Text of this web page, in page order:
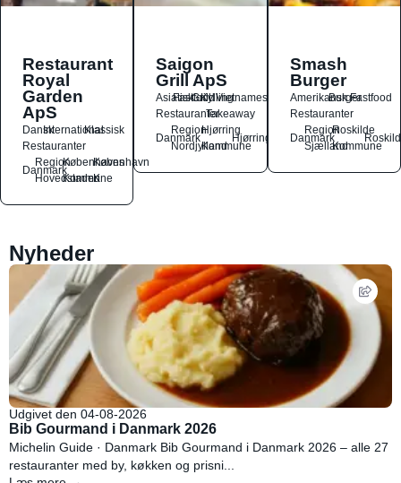
Restaurant
Royal
Garden
ApS
DanskInternationalKlassisk
Restauranter
Danmark
Region
Hovedstaden
Københavns
Kommune
København
K
Saigon
Grill ApS
Asiatisk
Fastfood
GrillKyllingVietnamesisk
RestauranterTakeaway
Danmark
Region
Nordjylland
Hjørring
Kommune
Hjørring
Smash
Burger
Amerikansk
BurgerFastfood
Restauranter
Danmark
Region
Sjælland
Roskilde
Kommune
Nyheder
Udgivet den 04-08-2026
Bib Gourmand i Danmark 2026
Michelin Guide · Danmark Bib Gourmand i Danmark 2026 – alle 27
restauranter med by, køkken og prisni...